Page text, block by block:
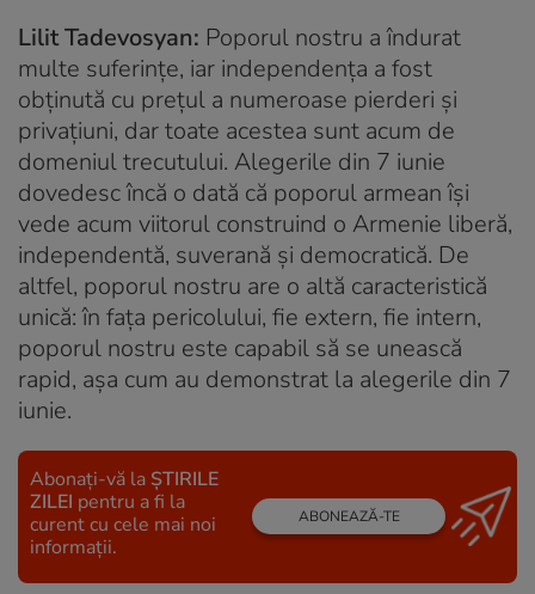
Lilit Tadevosyan: Poporul nostru a îndurat
multe suferințe, iar independența a fost
obținută cu prețul a numeroase pierderi și
privațiuni, dar toate acestea sunt acum de
domeniul trecutului. Alegerile din 7 iunie
dovedesc încă o dată că poporul armean își
vede acum viitorul construind o Armenie liberă,
independentă, suverană și democratică. De
altfel, poporul nostru are o altă caracteristică
unică: în fața pericolului, fie extern, fie intern,
poporul nostru este capabil să se unească
rapid, așa cum au demonstrat la alegerile din 7
iunie.
Abonați-vă la ȘTIRILE
ZILEI pentru a fi la
curent cu cele mai noi
informații.
ABONEAZĂ-TE